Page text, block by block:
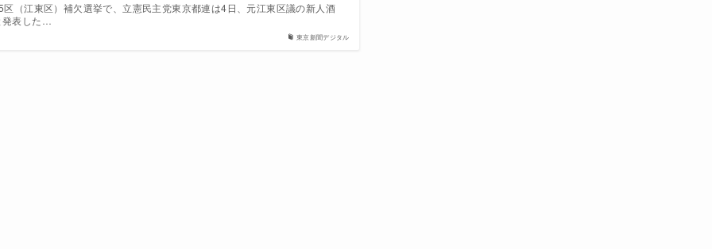
東京新聞デジタル
（江東区）補欠選挙で、立憲民主党東京都連は4日、元江東区議の新人酒
発表した…